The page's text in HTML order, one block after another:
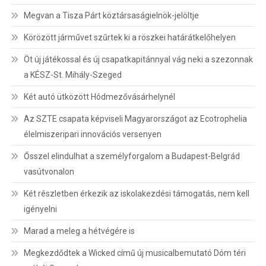
Megvan a Tisza Párt köztársaságielnök-jelöltje
Körözött járművet szűrtek ki a röszkei határátkelőhelyen
Öt új játékossal és új csapatkapitánnyal vág neki a szezonnak
a KÉSZ-St. Mihály-Szeged
Két autó ütközött Hódmezővásárhelynél
Az SZTE csapata képviseli Magyarországot az Ecotrophelia
élelmiszeripari innovációs versenyen
Ősszel elindulhat a személyforgalom a Budapest-Belgrád
vasútvonalon
Két részletben érkezik az iskolakezdési támogatás, nem kell
igényelni
Marad a meleg a hétvégére is
Megkezdődtek a Wicked című új musicalbemutató Dóm téri